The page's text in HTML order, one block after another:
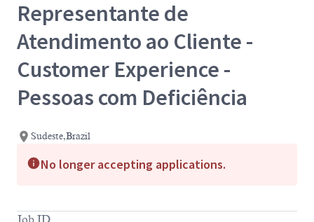
Representante de
Atendimento ao Cliente -
Customer Experience -
Pessoas com Deficiência
Sudeste,Brazil
No longer accepting applications.